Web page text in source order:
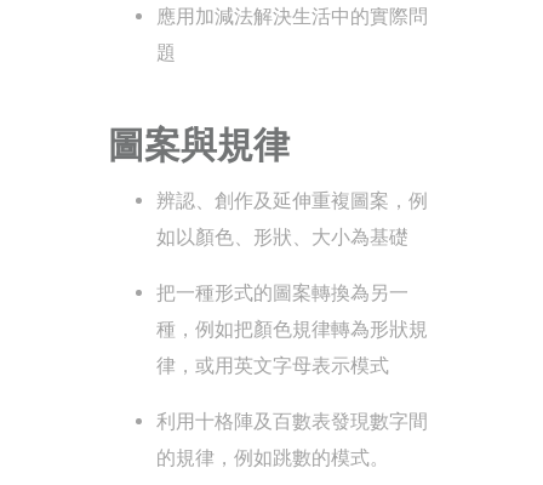
應用加減法解決生活中的實際問
題
圖案與規律
辨認、創作及延伸重複圖案，例
如以顏色、形狀、大小為基礎
把一種形式的圖案轉換為另一
種，例如把顏色規律轉為形狀規
律，或用英文字母表示模式
利用十格陣及百數表發現數字間
的規律，例如跳數的模式。